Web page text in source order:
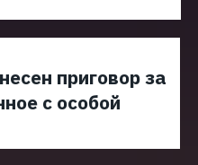
приговор за
с особой